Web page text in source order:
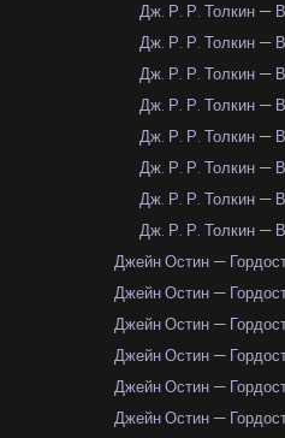
Дж. Р. Р. Толкин —
Дж. Р. Р. Толкин —
Дж. Р. Р. Толкин —
Дж. Р. Р. Толкин —
Дж. Р. Р. Толкин —
Дж. Р. Р. Толкин —
Дж. Р. Р. Толкин —
Дж. Р. Р. Толкин —
Джейн Остин —
Джейн Остин —
Джейн Остин —
Джейн Остин —
Джейн Остин —
Джейн Остин —